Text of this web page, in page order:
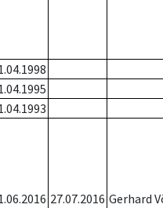
27.07.2016 Gerhard